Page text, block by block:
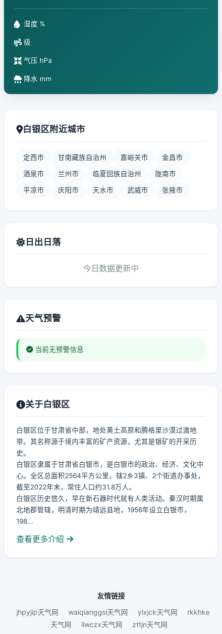
湿度 %
级
气压 hPa
降水 mm
白银区附近城市
定西市 甘南藏族自治州 嘉峪关市 金昌市
酒泉市 兰州市 临夏回族自治州 陇南市
平凉市 庆阳市 天水市 武威市 张掖市
日出日落
今日数据更新中
天气预警
当前无预警信息
关于白银区
白银区位于甘肃省中部，地处黄土高原和腾格里沙漠过渡地
带。其名称源于境内丰富的矿产资源，尤其是银矿的开采历
史。
白银区隶属于甘肃省白银市，是白银市的政治、经济、文化中
心。全区总面积2564平方公里，辖2乡3镇、2个街道办事处，
截至2022年末，常住人口约31.8万人。
白银区历史悠久，早在新石器时代就有人类活动。秦汉时期属
北地郡管辖，明清时期为靖远县地，1956年设立白银市，
198...
查看更多介绍
友情链接
jhpyjip天气网
waiqianggsi天气网 ylxjck天气网
rkkhke
天气网
ilwczx天气网 zttjn天气网